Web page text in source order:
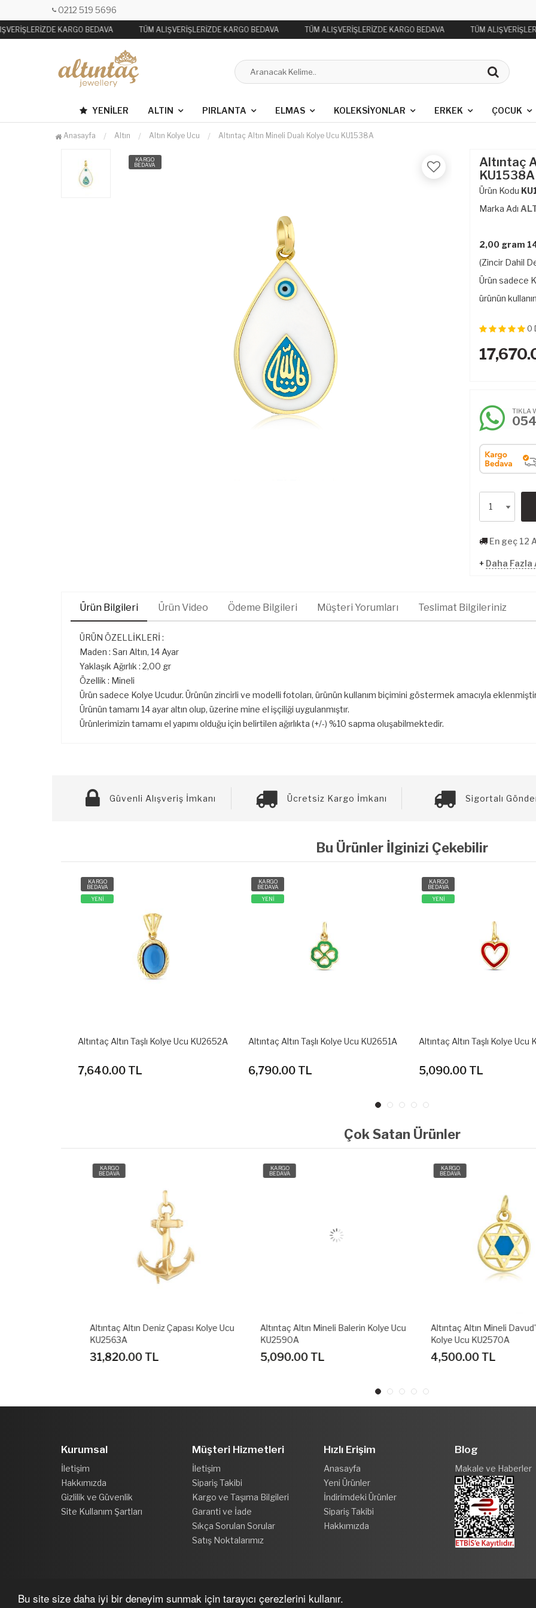
Bu site size daha iyi bir deneyim sunmak için tarayıcı çerezlerini kullanır.
0212 519 5696
KARGO BEDAVA TÜM ALIŞVERİŞLERİZDE KARGO BEDAVA TÜM ALIŞVERİŞLERİZDE KARGO BEDAVA TÜM
YENILER ALTIN PIRLANTA ELMAS KOLEKSIYONLAR ERKEK ÇOCUK
Anasayfa Altın Altın Kolye Ucu Altıntaç Altın Mineli Dualı Kolye Ucu KU1538A
KARGO
BEDAVA
Altıntaç
KU1538A
Ürün Kodu
Marka Adı
2,00 gram
(Zincir Dahil
Ürün sadece
ürünün
0
TIKLA
En geç 12
+ Daha Fazla
Ürün Bilgileri Ürün Video Ödeme Bilgileri Müşteri Yorumları Teslimat Bilgileriniz
ÜRÜN ÖZELLİKLERİ :
Maden : Sarı Altın, 14 Ayar
Yaklaşık Ağırlık : 2,00 gr
Özellik : Mineli
Ürün sadece Kolye Ucudur. Ürünün zincirli ve modelli fotoları, ürünün kullanım biçimini göstermek amacıyla
Ürünün tamamı 14 ayar altın olup, üzerine mine el işçiliği uygulanmıştır.
Ürünlerimizin tamamı el yapımı olduğu için belirtilen ağırlıkta (+/-) %10 sapma oluşabilmektedir.
Güvenli Alışveriş İmkanı Ücretsiz Kargo İmkanı Sigortalı
Bu Ürünler İlginizi Çekebilir
KARGO
BEDAVA
YENİ
Altıntaç Altın Taşlı Kolye Ucu KU2652A
7,640.00 TL
KARGO
BEDAVA
YENİ
Altıntaç Altın Taşlı Kolye Ucu KU2651A
6,790.00 TL
KARGO
BEDAVA
YENİ
Altıntaç Altın Taşlı Kolye Ucu
5,090.00 TL
Çok Satan Ürünler
BEDAVA
Altıntaç Altın Deniz Çapası Kolye Ucu
KU2563A
31,820.00 TL
BEDAVA
Altıntaç Altın Mineli Balerin Kolye Ucu
KU2590A
5,090.00 TL
BEDAVA
Altıntaç Altın Mineli Davud'un
Kolye Ucu KU2570A
4,500.00 TL
Kurumsal
İletişim
Hakkımızda
Gizlilik ve Güvenlik
Site Kullanım Şartları
Müşteri Hizmetleri
İletişim
Sipariş Takibi
Kargo ve Taşıma Bilgileri
Garanti ve İade
Sıkça Sorulan Sorular
Satış Noktalarımız
Hızlı Erişim
Anasayfa
Yeni Ürünler
İndirimdeki Ürünler
Sipariş Takibi
Hakkımızda
Blog
Makale ve Haberler